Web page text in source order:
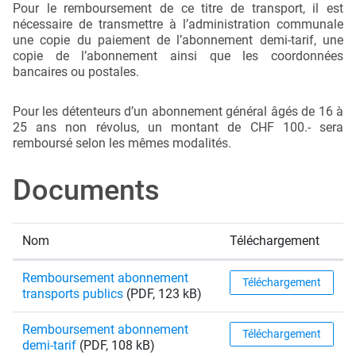
Pour le remboursement de ce titre de transport, il est
nécessaire de transmettre à l’administration communale
une copie du paiement de l’abonnement demi-tarif, une
copie de l’abonnement ainsi que les coordonnées
bancaires ou postales.
Pour les détenteurs d’un abonnement général âgés de 16 à
25 ans non révolus, un montant de CHF 100.- sera
remboursé selon les mêmes modalités.
Documents
Nom Téléchargement
Remboursement abonnement
transports publics (PDF, 123 kB)
Téléchargement
Remboursement abonnement
demi-tarif (PDF, 108 kB)
Téléchargement